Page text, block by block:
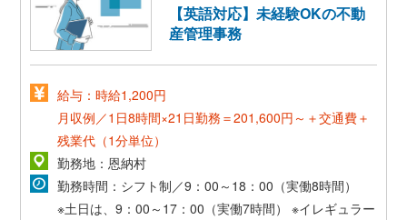
【英語対応】未経験OKの不動
産管理事務
給与：時給1,200円
月収例／1日8時間×21日勤務＝201,600円～＋交通費＋
残業代（1分単位）
勤務地：恩納村
勤務時間：シフト制／9：00～18：00（実働8時間）
※土日は、9：00～17：00（実働7時間）
※イレギュラー